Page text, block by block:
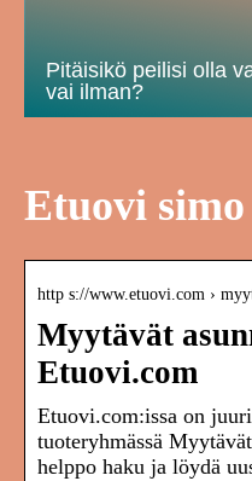
Pitäisikö peilisi olla
vai ilman?
Etuovi simo
http s://www.etuovi.com ›
Myytävät
Etuovi.com
Etuovi.com:issa on
tuoteryhmässä
helppo haku ja löydä